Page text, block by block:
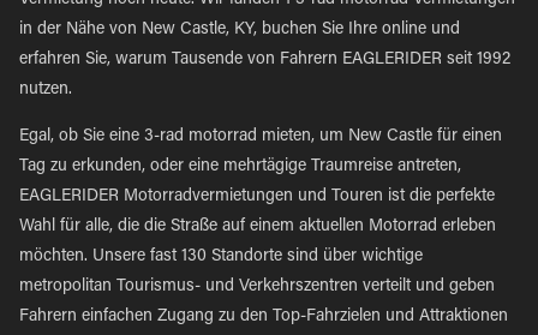
in der Nähe von New Castle, KY, buchen Sie Ihre online und
erfahren Sie, warum Tausende von Fahrern EAGLERIDER seit 1992
nutzen.
Egal, ob Sie eine 3-rad motorrad mieten, um New Castle für einen
Tag zu erkunden, oder eine mehrtägige Traumreise antreten,
EAGLERIDER Motorradvermietungen und Touren ist die perfekte
Wahl für alle, die die Straße auf einem aktuellen Motorrad erleben
möchten. Unsere fast 130 Standorte sind über wichtige
metropolitan Tourismus- und Verkehrszentren verteilt und geben
Fahrern einfachen Zugang zu den Top-Fahrzielen und Attraktionen